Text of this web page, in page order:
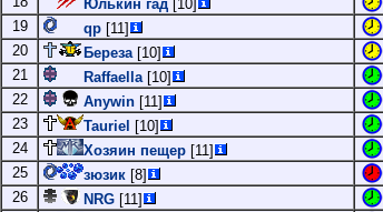
Юлькин гад [10]
19
qp [11]
20
Береза[10]
21
Raffaella[10]
22
Anywin [11]
23
Tauriel [10]
24
Хозяин пещер [11]
25
зюзик [8]
26
NRG [11]